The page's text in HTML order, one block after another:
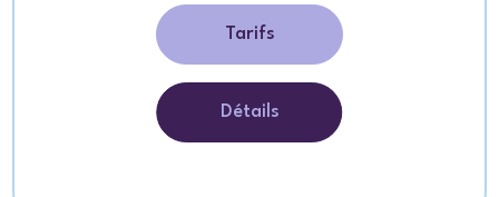
Tarifs
Détails